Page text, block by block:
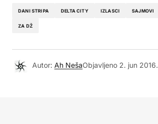
DANI STRIPA DELTA CITY IZLASCI SAJMOVI
ZA DŽ
Autor: Ah NešaObjavljeno 2. jun 2016.